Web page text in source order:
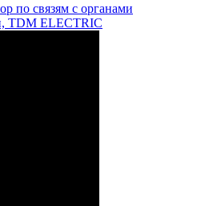
по связям с органами
TDM ELECTRIC